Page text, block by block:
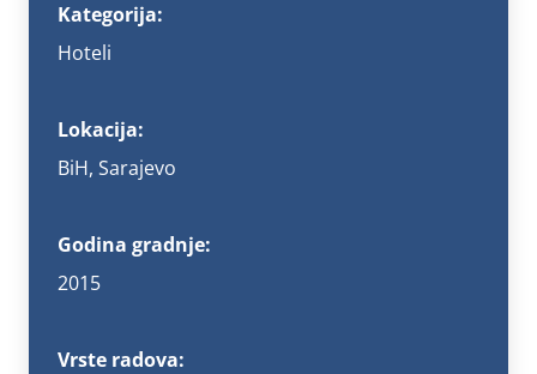
Kategorija:
Hoteli
Lokacija:
BiH, Sarajevo
Godina gradnje:
2015
Vrste radova: